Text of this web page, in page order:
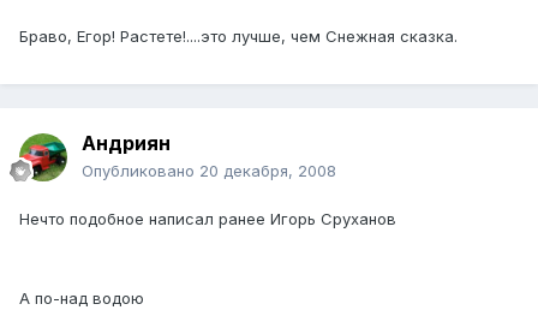
Браво, Егор! Растете!....это лучше, чем Снежная сказка.
Андриян
Опубликовано 20 декабря, 2008
Нечто подобное написал ранее Игорь Сруханов
А по-над водою